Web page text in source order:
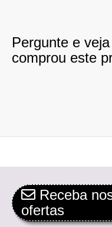
Pergunte e
comprou este
Receba
ofertas